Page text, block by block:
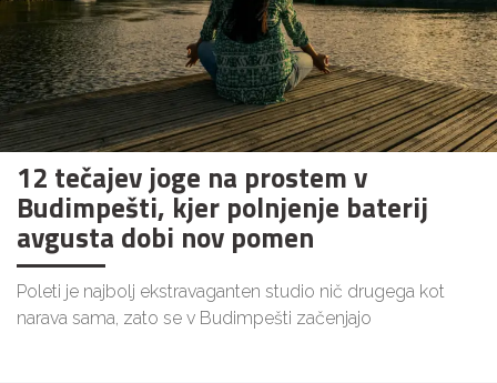
12 tečajev joge na prostem v
Budimpešti, kjer polnjenje baterij
avgusta dobi nov pomen
Poleti je najbolj ekstravaganten studio nič drugega kot
narava sama, zato se v Budimpešti začenjajo